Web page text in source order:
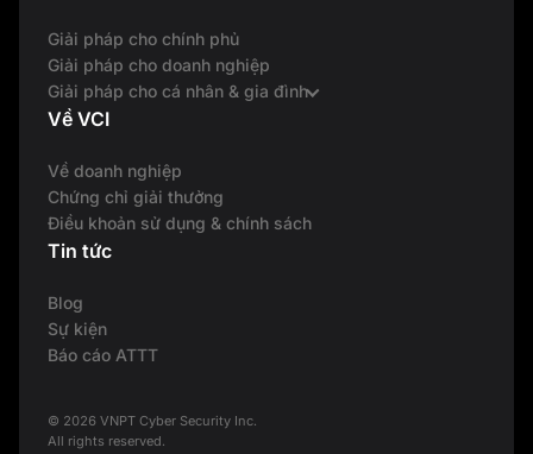
Giải pháp cho chính phủ
Giải pháp cho doanh nghiệp
Giải pháp cho cá nhân & gia đình
Về VCI
Về doanh nghiệp
Chứng chỉ giải thưởng
Điều khoản sử dụng & chính sách
Tin tức
Blog
Sự kiện
Báo cáo ATTT
© 2026 VNPT Cyber Security Inc.
All rights reserved.